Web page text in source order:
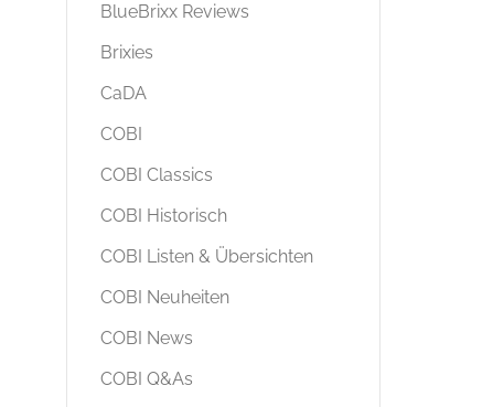
BlueBrixx Reviews
Brixies
CaDA
COBI
COBI Classics
COBI Historisch
COBI Listen & Übersichten
COBI Neuheiten
COBI News
COBI Q&As